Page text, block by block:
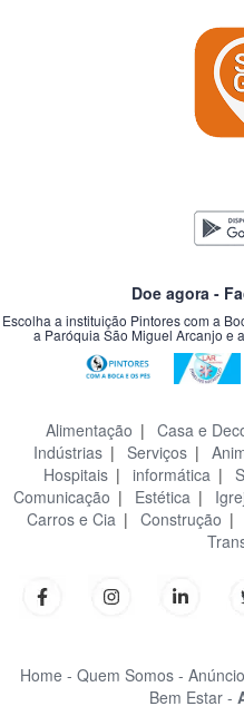
Doe agora -
Escolha a instituição Pintores com a
a Paróquia São Miguel Arcanjo e
Alimentação | Casa e
Indústrias| Serviços|
Hospitais | informática |
Comunicação | Estética |
Carros e Cia | Construção |
Home - Quem Somos -
Bem Estar -